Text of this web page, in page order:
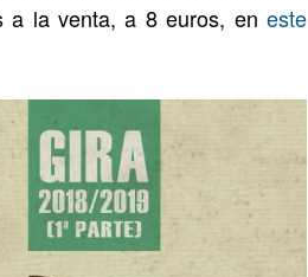
a la venta, a 8 euros, en este